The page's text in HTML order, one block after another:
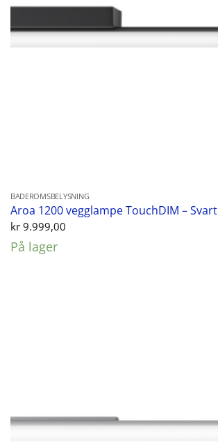
BADEROMSBELYSNING
Aroa 1200 vegglampe TouchDIM – Svart
kr9.999,00
På lager